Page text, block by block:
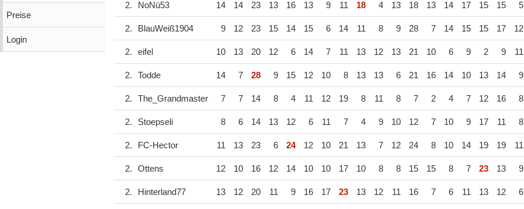
Preise
Login
2. NoNü53 14 14 23 13 16 13 9 11 18 4 13 18 13 14 17 15 15 5
2. BlauWeiß1904 9 12 23 15 14 15 6 14 11 8 9 28 7 14 15 15 17 12
2. eifel 10 13 20 12 6 14 7 11 13 12 13 21 10 6 9 2 9 11
2. Todde 14 7 28 9 15 12 10 8 13 13 6 21 16 14 10 13 14 9
2. The_Grandmaster 7 7 14 8 4 11 12 19 8 11 8 7 2 4 7 12 16 8
2. Stoepseli 8 6 14 13 12 6 11 7 4 9 10 12 7 10 9 17 11 8
2. FC-Hector 11 13 23 6 24 12 10 21 13 7 12 24 8 10 14 19 19 11
2. Ottens 12 10 16 12 14 10 10 17 10 8 8 15 15 8 7 23 13 9
2. Hinterland77 13 12 20 11 9 16 17 23 13 12 11 16 7 6 11 13 12 6